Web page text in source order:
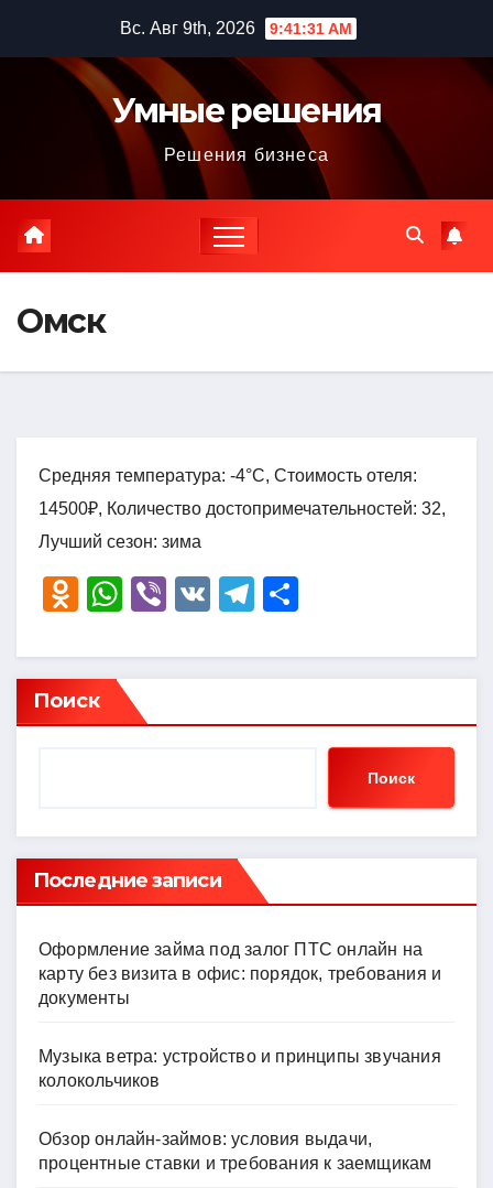
содержимому
Вс. Авг 9th, 2026 9:41:32 AM
Умные решения
Решения бизнеса
Омск
Средняя температура: -4°C, Стоимость отеля:
14500₽, Количество достопримечательностей: 32,
Лучший сезон: зима
O
n
o
kl
ni
ki
W
at
s
A
Vi
er
V
T
e
a
р
в
ть
Поиск
Поиск
Последние записи
Оформление займа под залог ПТС онлайн на
карту без визита в офис: порядок, требования и
документы
Музыка ветра: устройство и принципы звучания
колокольчиков
Обзор онлайн-займов: условия выдачи,
процентные ставки и требования к заемщикам